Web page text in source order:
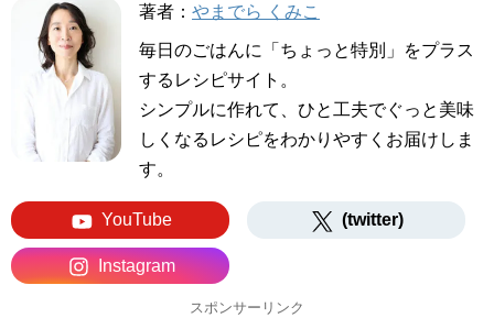
著者： やまでら くみこ
毎日のごはんに「ちょっと特別」をプラス
するレシピサイト。
シンプルに作れて、ひと工夫でぐっと美味
しくなるレシピをわかりやすくお届けしま
す。
YouTube (twitter)
Instagram
スポンサーリンク